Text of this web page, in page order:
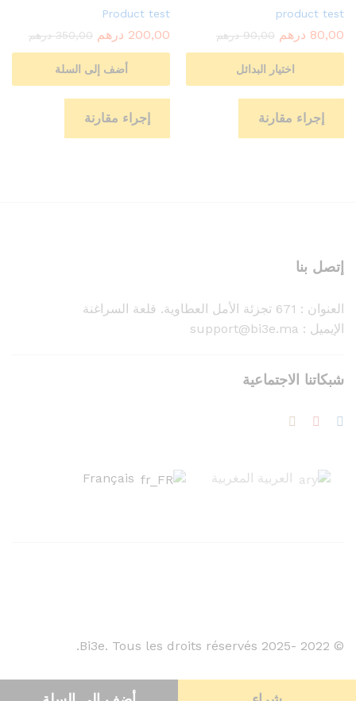
product test
80,00 درهم 90,00 درهم
اختيار البدائل
إجراء مقارنة
Product test
200,00 درهم 350,00 درهم
أضف إلى السلة
إجراء مقارنة
إتصل بنا
العنوان : 671 تجزئة الأمل العطاوية. قلعة السراغنة
الإيميل : support@bi3e.ma
شبكاتنا الاجتماعية
العربية المغربية
© 2022 -2025 Bi3e. Tous les droits réservés.